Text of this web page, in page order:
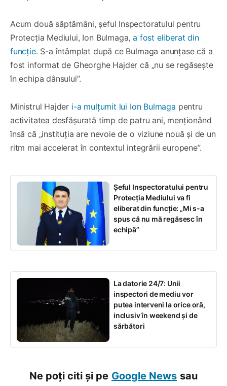
Acum două săptămâni, șeful Inspectoratului pentru
Protecția Mediului, Ion Bulmaga,a fost eliberat din
funcție. S-a întâmplat după ce Bulmaga anunțase că a
fost informat de Gheorghe Hajder că „nu se regăsește
în echipa dânsului”.
Ministrul Hajder i-a mulțumit lui Ion Bulmaga pentru
activitatea desfășurată timp de patru ani, menționând
însă că „instituția are nevoie de o viziune nouă și de un
ritm mai accelerat în contextul integrării europene”.
Șeful Inspectoratului pentru
Protecția Mediului va fi
eliberat din funcție: „Mi s-a
spus că nu mă regăsesc în
echipă”
La datorie 24/7: Unii
inspectori de mediu vor
putea interveni la orice oră,
inclusiv în weekend și de
sărbători
Ne poți citi și pe Google News sau